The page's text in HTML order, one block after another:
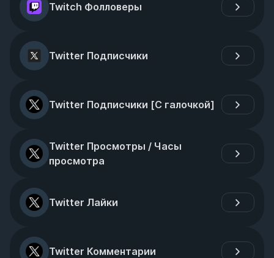
Twitch Фолловеры
Twitter Подписчики
Twitter Подписчики [С галочкой]
Twitter Просмотры / Часы
просмотра
Twitter Лайки
Twitter Комментарии